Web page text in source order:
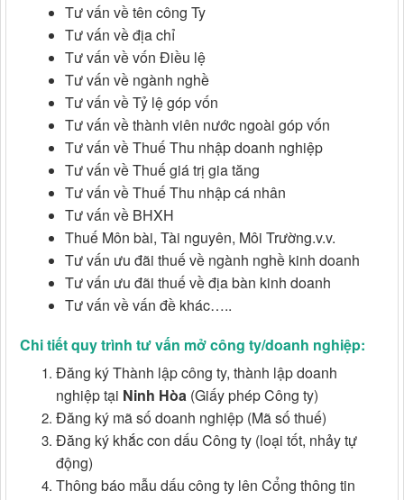
Tư vấn về tên công Ty
Tư vấn về địa chỉ
Tư vấn về vốn Điều lệ
Tư vấn về ngành nghề
Tư vấn về Tỷ lệ góp vốn
Tư vấn về thành viên nước ngoài góp vốn
Tư vấn về Thuế Thu nhập doanh nghiệp
Tư vấn về Thuế giá trị gia tăng
Tư vấn về Thuế Thu nhập cá nhân
Tư vấn về BHXH
Thuế Môn bài, Tài nguyên, Môi Trường.v.v.
Tư vấn ưu đãi thuế về ngành nghề kinh doanh
Tư vấn ưu đãi thuế về địa bàn kinh doanh
Tư vấn về vấn đề khác…..
Chi tiết quy trình tư vấn mở công ty/doanh nghiệp:
Đăng ký Thành lập công ty, thành lập doanh
nghiệp tại Ninh Hòa (Giấy phép Công ty)
Đăng ký mã số doanh nghiệp (Mã số thuế)
Đăng ký khắc con dấu Công ty (loại tốt, nhảy tự
động)
Thông báo mẫu dấu công ty lên Cổng thông tin